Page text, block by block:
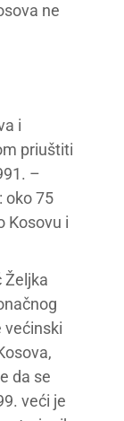
ne
i
priuštiti
–
oko 75
Kosovu i
Željka
većinski
da se
veći je